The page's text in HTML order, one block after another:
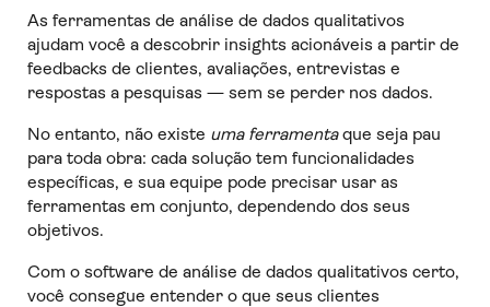
As ferramentas de análise de dados qualitativos
ajudam você a descobrir insights acionáveis a partir de
feedbacks de clientes, avaliações, entrevistas e
respostas a pesquisas — sem se perder nos dados.
No entanto, não existe uma ferramentaque seja pau
para toda obra: cada solução tem funcionalidades
específicas, e sua equipe pode precisar usar as
ferramentas em conjunto, dependendo dos seus
objetivos.
Com o software de análise de dados qualitativos certo,
você consegue entender o que seus clientes